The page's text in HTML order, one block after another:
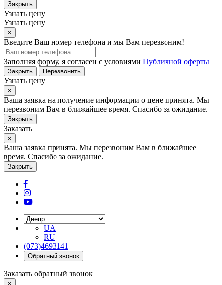
Закрыть
Узнать цену
Узнать цену
×
Введите Ваш номер телефона и мы Вам перезвоним!
Заполняя форму, я согласен с условиями Публичной оферты
Закрыть Перезвонить
Узнать цену
×
Ваша заявка на получение информации о цене принята. Мы
перезвоним Вам в ближайшее время. Спасибо за ожидание.
Закрыть
Заказать
×
Ваша заявка принята. Мы перезвоним Вам в ближайшее
время. Спасибо за ожидание.
Закрыть
UA
RU
(073)4693141
Обратный звонок
Заказать обратный звонок
×